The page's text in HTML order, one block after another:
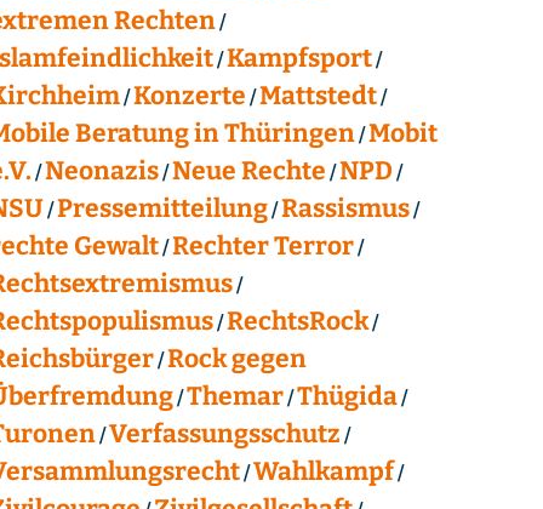
Rechten
Kampfsport
Konzerte Mattstedt
Beratung in Thüringen Mobit
Neonazis Neue Rechte NPD
Pressemitteilung Rassismus
Gewalt Rechter Terror
RechtsRock
Rock gegen
Themar Thügida
Verfassungsschutz
Wahlkampf